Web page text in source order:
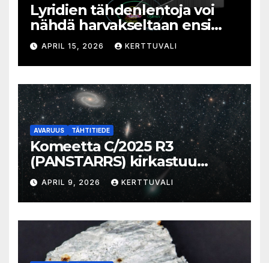
Lyridien tähdenlentoja voi
nähdä harvakseltaan ensi
viikolla
APRIL 15, 2026 KERTTUVALI
AVARUUS TÄHTITIEDE
Komeetta C/2025 R3
(PANSTARRS) kirkastuu
aamutaivaalla
APRIL 9, 2026 KERTTUVALI